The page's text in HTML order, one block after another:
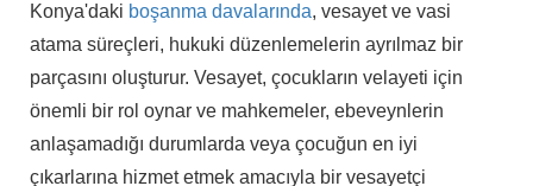
Konya'daki boşanma davalarında, vesayet ve vasi
atama süreçleri, hukuki düzenlemelerin ayrılmaz bir
parçasını oluşturur. Vesayet, çocukların velayeti için
önemli bir rol oynar ve mahkemeler, ebeveynlerin
anlaşamadığı durumlarda veya çocuğun en iyi
çıkarlarına hizmet etmek amacıyla bir vesayetçi